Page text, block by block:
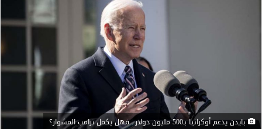
بايدن يدعم أوكرانيا بـ500 مليون دولار.. فهل يكمل ترامب المشوار؟